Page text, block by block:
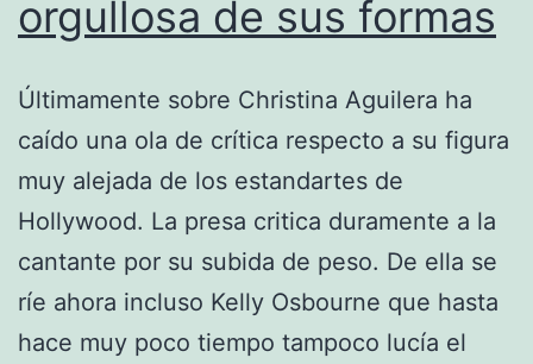
orgullosa de sus formas
Últimamente sobre Christina Aguilera ha
caído una ola de crítica respecto a su figura
muy alejada de los estandartes de
Hollywood. La presa critica duramente a la
cantante por su subida de peso. De ella se
ríe ahora incluso Kelly Osbourne que hasta
hace muy poco tiempo tampoco lucía el